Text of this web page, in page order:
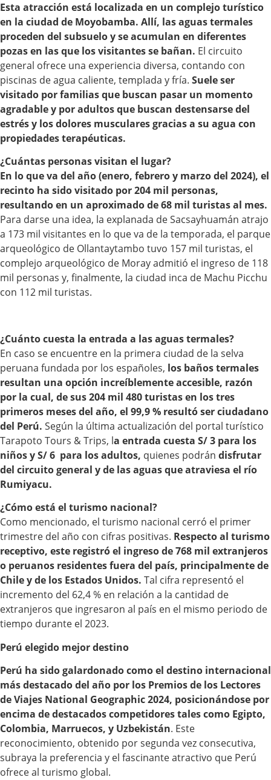
Esta atracción está localizada en un complejo turístico
en la ciudad de Moyobamba. Allí, las aguas termales
proceden del subsuelo y se acumulan en diferentes
pozas en las que los visitantes se bañan. El circuito
general ofrece una experiencia diversa, contando con
piscinas de agua caliente, templada y fría. Suele ser
visitado por familias que buscan pasar un momento
agradable y por adultos que buscan destensarse del
estrés y los dolores musculares gracias a su agua con
propiedades terapéuticas.
¿Cuántas personas visitan el lugar?
En lo que va del año (enero, febrero y marzo del 2024), el
recinto ha sido visitado por 204 mil personas,
resultando en un aproximado de 68 mil turistas al mes.
Para darse una idea, la explanada de Sacsayhuamán atrajo
a 173 mil visitantes en lo que va de la temporada, el parque
arqueológico de Ollantaytambo tuvo 157 mil turistas, el
complejo arqueológico de Moray admitió el ingreso de 118
mil personas y, finalmente, la ciudad inca de Machu Picchu
con 112 mil turistas.
¿Cuánto cuesta la entrada a las aguas termales?
En caso se encuentre en la primera ciudad de la selva
peruana fundada por los españoles, los baños termales
resultan una opción increíblemente accesible, razón
por la cual, de sus204 mil 480 turistas en los tres
primeros meses del año, el 99,9 % resultó ser ciudadano
del Perú. Según la última actualización del portal turístico
Tarapoto Tours & Trips, la entrada cuesta S/ 3 para los
niños y S/ 6 para los adultos, quienes podrán disfrutar
del circuito general y de las aguas que atraviesa el río
Rumiyacu.
¿Cómo está el turismo nacional?
Como mencionado, el turismo nacional cerró el primer
trimestre del año con cifras positivas. Respecto al turismo
receptivo, este registró el ingreso de 768 mil extranjeros
o peruanos residentes fuera del país, principalmente de
Chile y de los Estados Unidos. Tal cifra representó el
incremento del 62,4 % en relación a la cantidad de
extranjeros que ingresaron al país en el mismo periodo de
tiempo durante el 2023.
Perú elegido mejor destino
Perú ha sido galardonado como el destino internacional
más destacado del año por los Premios de los Lectores
de Viajes National Geographic 2024, posicionándose por
encima de destacados competidores tales como Egipto,
Colombia, Marruecos, y Uzbekistán. Este
reconocimiento, obtenido por segunda vez consecutiva,
subraya la preferencia y el fascinante atractivo que Perú
ofrece al turismo global.